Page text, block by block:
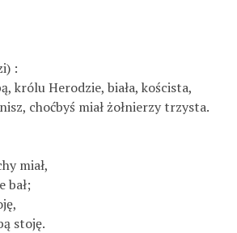
:
królu Herodzie, biała, koścista,
choćbyś miał żołnierzy trzysta.
miał,
bał;
stoję.